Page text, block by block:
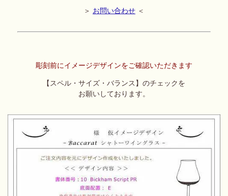
＞ お問い合わせ ＜
彫刻前にイメージデザインをご確認いただきます
【スペル・サイズ・バランス】のチェックを
お願いしております。